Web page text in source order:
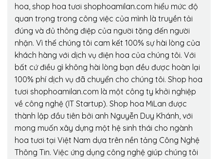
hoa, shop hoa tươi shophoamilan.com hiểu mức độ
quan trọng trong công việc của mình là truyền tải
đúng và đủ thông điệp của người tặng đến người
nhận. Vì thế chúng tôi cam kết 100% sự hài lòng của
khách hàng với dịch vụ điện hoa của chúng tôi. Với
bất cứ điều gì không hài lòng bạn đều được hoàn lại
100% phí dịch vụ đã chuyển cho chúng tôi. Shop hoa
tươi shophoamilan.com là một công ty khởi nghiệp
về công nghệ (IT Startup). Shop hoa MiLan được
thành lập đầu tiên bởi anh Nguyễn Duy Khánh, với
mong muốn xây dựng một hệ sinh thái cho ngành
hoa tươi tại Việt Nam dựa trên nền tảng Công Nghệ
Thông Tin. Việc ứng dụng công nghệ giúp chúng tôi